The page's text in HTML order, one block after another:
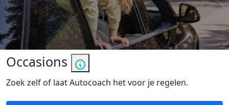
Occasions
Zoek zelf of laat Autocoach het voor je regelen.